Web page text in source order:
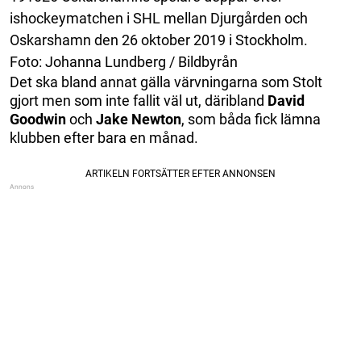
ishockeymatchen i SHL mellan Djurgården och
Oskarshamn den 26 oktober 2019 i Stockholm.
Foto: Johanna Lundberg / Bildbyrån
Det ska bland annat gälla värvningarna som Stolt
gjort men som inte fallit väl ut, däribland David
Goodwinoch Jake Newton, som båda fick lämna
klubben efter bara en månad.